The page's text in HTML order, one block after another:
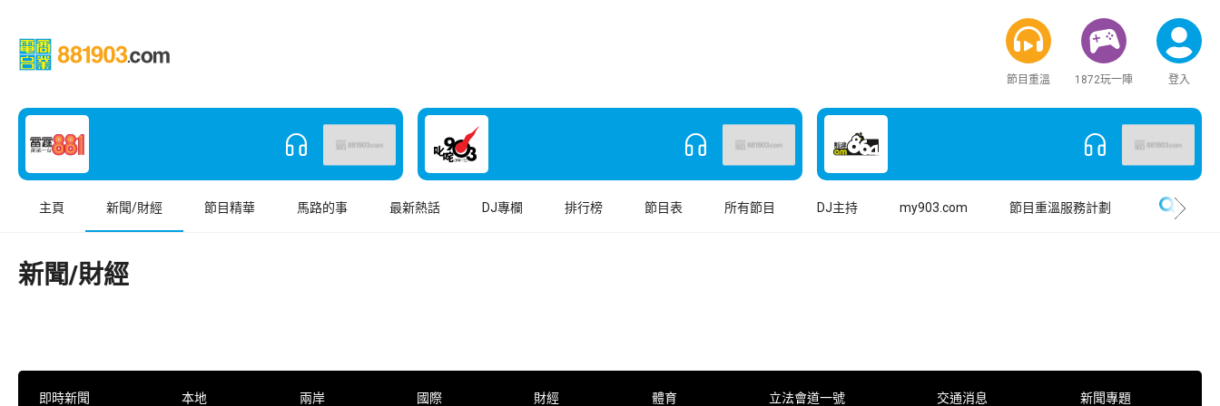
節目重溫 1872玩一陣 登入
主頁 新聞/財經 節目精華 馬路的事 最新熱話 DJ專欄 排行榜 節目表 所有節目 DJ主持 my903.com 節目重溫服務計劃
新聞/財經
即時新聞 本地 兩岸 國際 財經 體育 立法會道一號 交通消息 新聞專題